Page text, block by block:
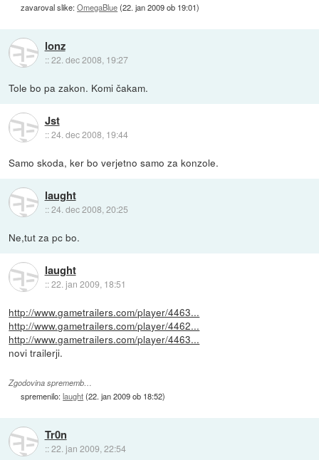
zavaroval slike:OmegaBlue(22. jan 2009 ob 19:01)
lonz
::22. dec 2008, 19:27
Tole bo pa zakon. Komi čakam.
Jst
::24. dec 2008, 19:44
Samo skoda, ker bo verjetno samo za konzole.
laught
::24. dec 2008, 20:25
Ne,tut za pc bo.
laught
::22. jan 2009, 18:51
http://www.gametrailers.com/player/4463...
http://www.gametrailers.com/player/4462...
http://www.gametrailers.com/player/4463...
novi trailerji.
Zgodovina sprememb…
spremenilo:laught(22. jan 2009 ob 18:52)
Tr0n
::22. jan 2009, 22:54